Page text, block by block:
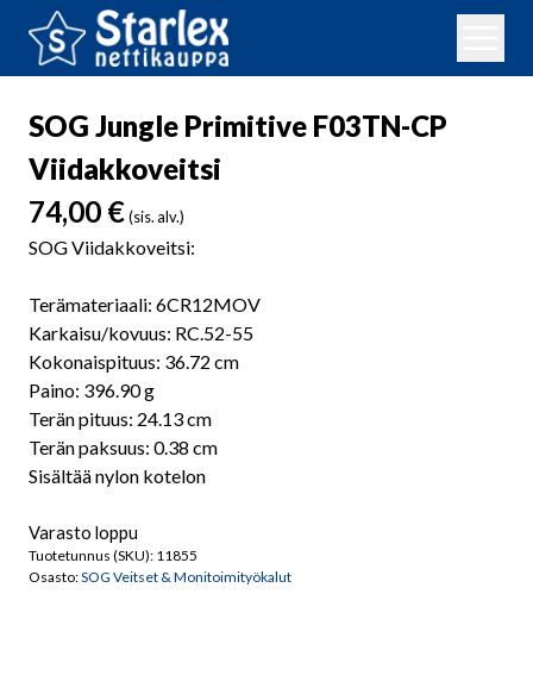
SOG Jungle Primitive F03TN-CP
Viidakkoveitsi
74,00 €(sis. alv.)
SOG Viidakkoveitsi:
Terämateriaali: 6CR12MOV
Karkaisu/kovuus: RC.52-55
Kokonaispituus: 36.72 cm
Paino: 396.90 g
Terän pituus: 24.13 cm
Terän paksuus: 0.38 cm
Sisältää nylon kotelon
Varasto loppu
Tuotetunnus (SKU): 11855
Osasto:SOG Veitset & Monitoimityökalut